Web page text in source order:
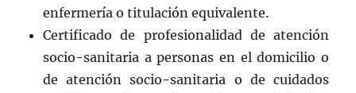
enfermería o titulación equivalente.
Certificado de profesionalidad de atención
socio-sanitaria a personas en el domicilio o
de atención socio-sanitaria o de cuidados